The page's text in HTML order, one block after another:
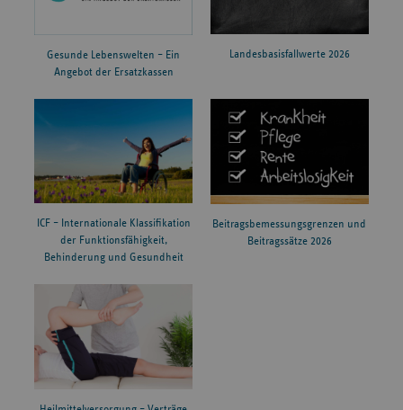
Gesunde Lebenswelten – Ein
Angebot der Ersatzkassen
Landesbasisfallwerte 2026
ICF – Internationale Klassifikation
der Funktionsfähigkeit,
Behinderung und Gesundheit
Beitragsbemessungsgrenzen und
Beitragssätze 2026